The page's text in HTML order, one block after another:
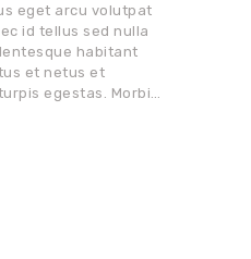
eget arcu volutpat
id tellus sed nulla
habitant
et netus et
egestas. Morbi…